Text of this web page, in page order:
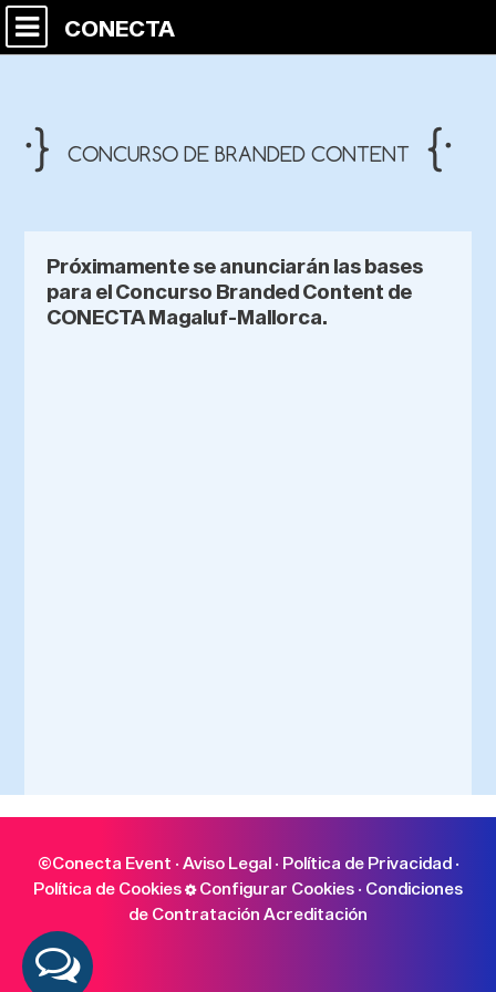
CONECTA
·} CONCURSO DE BRANDED CONTENT {·
Próximamente se anunciarán las bases
para el Concurso Branded Content de
CONECTA Magaluf-Mallorca.
©Conecta Event · Aviso Legal· Política de Privacidad·
Política de Cookies
Configurar Cookies · Condiciones
de Contratación Acreditación